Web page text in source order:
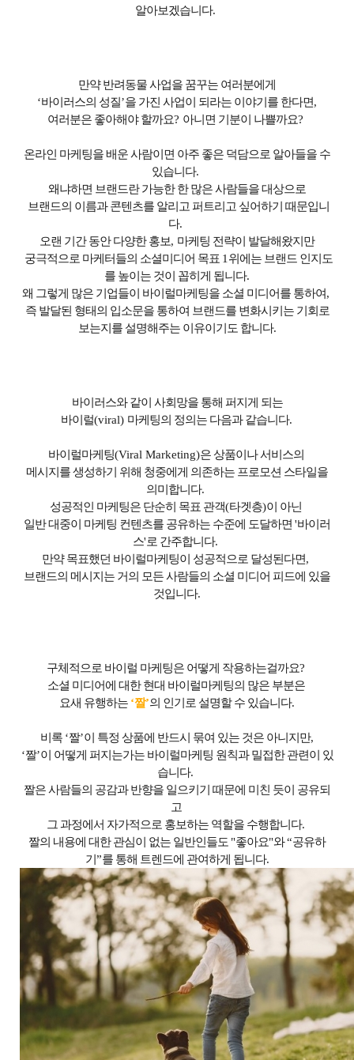
알아보겠습니다.
만약 반려동물 사업을 꿈꾸는 여러분에게
‘바이러스의 성질’을 가진 사업이 되라는 이야기를 한다면,
여러분은 좋아해야 할까요? 아니면 기분이 나쁠까요?
온라인 마케팅을 배운 사람이면 아주 좋은 덕담으로 알아들을 수
있습니다.
왜냐하면 브랜드란 가능한 한 많은 사람들을 대상으로
브랜드의 이름과 콘텐츠를 알리고 퍼트리고 싶어하기 때문입니
다.
오랜 기간 동안 다양한 홍보, 마케팅 전략이 발달해왔지만
궁극적으로 마케터들의 소셜미디어 목표 1 위에는 브랜드 인지도
를 높이는 것이 꼽히게 됩니다.
왜 그렇게 많은 기업들이 바이럴마케팅을 소셜 미디어를 통하여,
즉 발달된 형태의 입소문을 통하여 브랜드를 변화시키는 기회로
보는지를 설명해주는 이유이기도 합니다.
바이러스와 같이 사회망을 통해 퍼지게 되는
바이럴(viral) 마케팅의 정의는 다음과 같습니다.
바이럴마케팅(Viral Marketing)은 상품이나 서비스의
메시지를 생성하기 위해 청중에게 의존하는 프로모션 스타일을
의미합니다.
성공적인 마케팅은 단순히 목표 관객(타겟층)이 아닌
일반 대중이 마케팅 컨텐츠를 공유하는 수준에 도달하면 '바이러
스'로 간주합니다.
만약 목표했던 바이럴마케팅이 성공적으로 달성된다면,
브랜드의 메시지는 거의 모든 사람들의 소셜 미디어 피드에 있을
것입니다.
구체적으로 바이럴 마케팅은 어떻게 작용하는걸까요?
소셜 미디어에 대한 현대 바이럴마케팅의 많은 부분은
요새 유행하는 ‘짤’의 인기로 설명할 수 있습니다.
비록 ‘짤’이 특정 상품에 반드시 묶여 있는 것은 아니지만,
‘짤’이 어떻게 퍼지는가는 바이럴마케팅 원칙과 밀접한 관련이 있
습니다.
짤은 사람들의 공감과 반향을 일으키기 때문에 미친 듯이 공유되
고
그 과정에서 자가적으로 홍보하는 역할을 수행합니다.
짤의 내용에 대한 관심이 없는 일반인들도 "좋아요"와“공유하
기 ”를 통해 트렌드에 관여하게 됩니다.